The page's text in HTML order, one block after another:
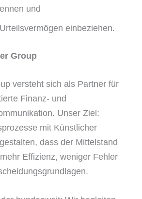
und
einbeziehen.
Group
versteht sich als Partner für
Finanz- und
Unser Ziel:
mit Künstlicher
dass der Mittelstand
Effizienz, weniger Fehler